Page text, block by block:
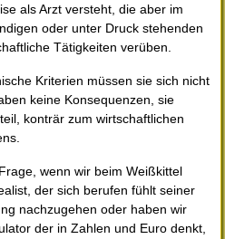
als Arzt versteht, die aber im
oder unter Druck stehenden
Tätigkeiten verüben.
Kriterien müssen sie sich nicht
keine Konsequenzen, sie
konträr zum wirtschaftlichen
wenn wir beim Weißkittel
der sich berufen fühlt seiner
nachzugehen oder haben wir
der in Zahlen und Euro denkt,